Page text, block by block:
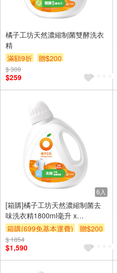
橘子工坊天然濃縮制菌雙酵洗衣
精
滿額9折
贈$200
$ 309
$259
6入
[箱購]橘子工坊天然濃縮制菌去
味洗衣精1800ml毫升 x
6BOTTLE瓶
箱購(699免基本運費) 贈$200
$ 1854
$1,590